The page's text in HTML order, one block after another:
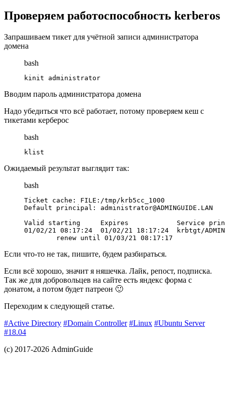
Проверяем работоспособность kerberos
Запрашиваем тикет для учётной записи администратора
домена
bash
kinit administrator
Вводим пароль администратора домена
Надо убедиться что всё работает, потому проверяем кеш с
тикетами керберос
bash
klist
Ожидаемый результат выглядит так:
bash
Ticket cache: FILE:/tmp/krb5cc_1000
Default principal: administrator@ADMINGUIDE.LAN
Valid starting     Expires            Service
01/02/21 08:17:24  01/02/21 18:17:24  krbtgt/
        renew until 01/03/21 08:17:17
Если что-то не так, пишите, будем разбираться.
Если всё хорошо, значит я няшечка. Лайк, репост, подписка.
Так же для добровольцев на сайте есть яндекс форма с
донатом, а потом будет патреон 🙂
Переходим к следующей статье.
#Active Directory #Domain Controller #Linux #Ubuntu Server
#18.04
(с) 2017-2026 AdminGuide